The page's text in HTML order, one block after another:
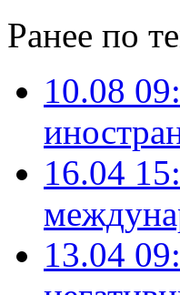
Ранее по
10.08
16.04
13.04